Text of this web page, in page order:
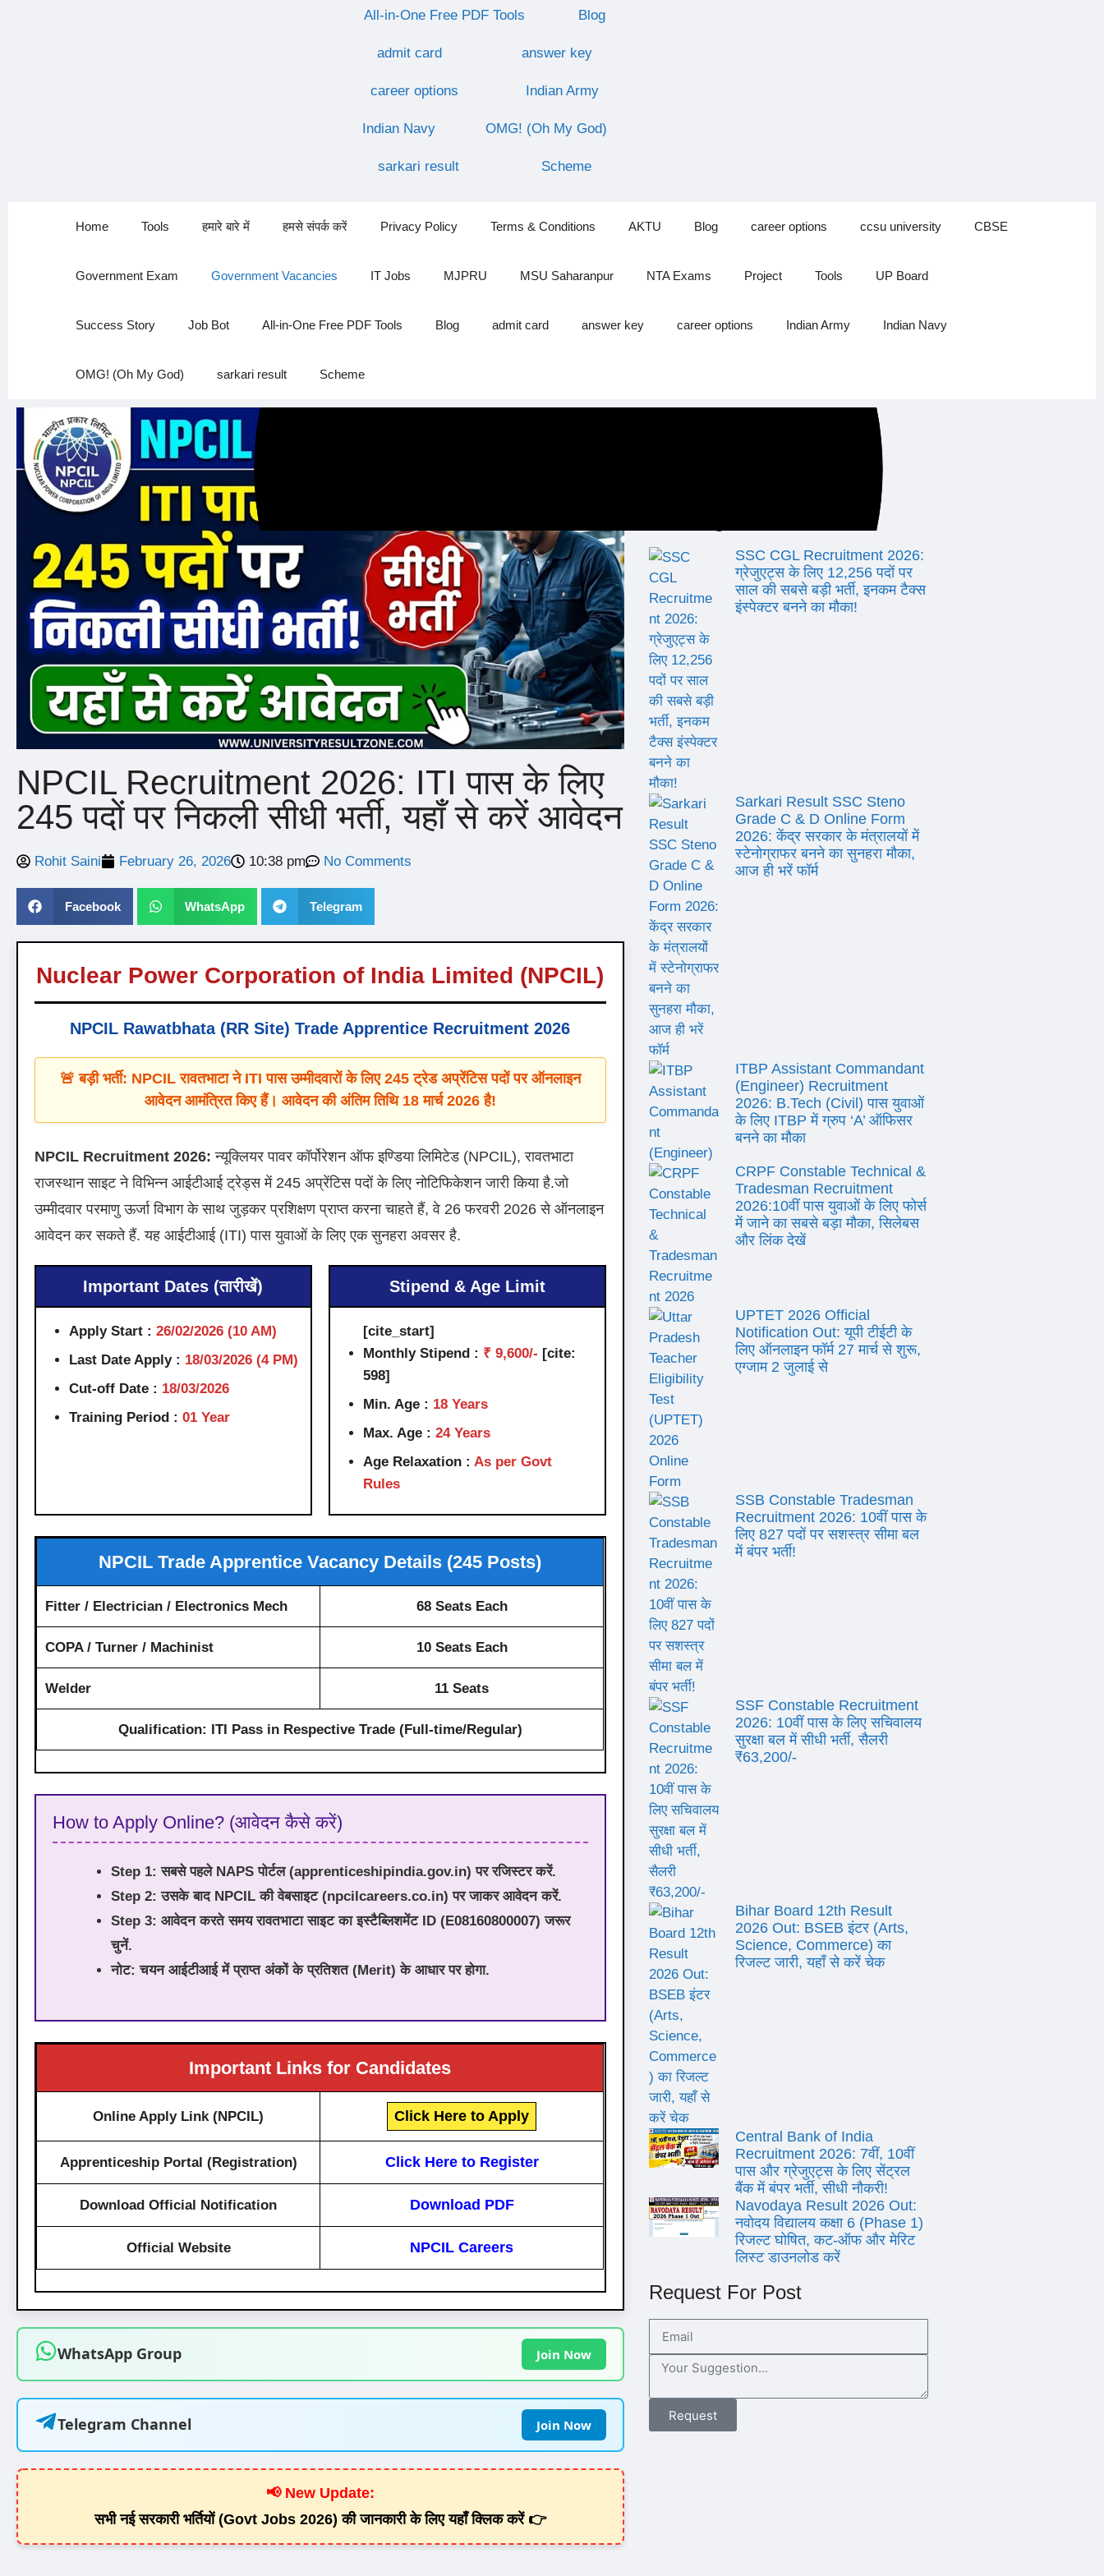
All-in-One Free PDF Tools Blog
admit card answer key
career options Indian Army
Indian Navy OMG! (Oh My God)
sarkari result Scheme
Home Tools हमारे बारे में हमसे संपर्क करें Privacy Policy Terms & Conditions AKTU Blog career options ccsu university CBSE
Government Exam Government Vacancies IT Jobs MJPRU MSU Saharanpur NTA Exams Project Tools UP Board
Success Story Job Bot All-in-One Free PDF Tools Blog admit card answer key career options Indian Army Indian Navy
OMG! (Oh My God) sarkari result Scheme
NPCIL Recruitment 2026: ITI पास के लिए
245 पदों पर निकली सीधी भर्ती, यहाँ से करें आवेदन
Rohit Saini February 26, 2026 10:38 pm No Comments
Facebook WhatsApp Telegram
Nuclear Power Corporation of India Limited (NPCIL)
NPCIL Rawatbhata (RR Site) Trade Apprentice Recruitment 2026
🚨 बड़ी भर्ती: NPCIL रावतभाटा ने ITI पास उम्मीदवारों के लिए 245 ट्रेड अप्रेंटिस पदों पर ऑनलाइन
आवेदन आमंत्रित किए हैं। आवेदन की अंतिम तिथि 18 मार्च 2026 है!
NPCIL Recruitment 2026: न्यूक्लियर पावर कॉर्पोरेशन ऑफ इण्डिया लिमिटेड (NPCIL), रावतभाटा
राजस्थान साइट ने विभिन्न आईटीआई ट्रेड्स में 245 अप्रेंटिस पदों के लिए नोटिफिकेशन जारी किया है.जो
उम्मीदवार परमाणु ऊर्जा विभाग के साथ जुड़कर प्रशिक्षण प्राप्त करना चाहते हैं, वे 26 फरवरी 2026 से ऑनलाइन
आवेदन कर सकते हैं. यह आईटीआई (ITI) पास युवाओं के लिए एक सुनहरा अवसर है.
Important Dates (तारीखें)
Apply Start : 26/02/2026 (10 AM)
Last Date Apply : 18/03/2026 (4 PM)
Cut-off Date : 18/03/2026
Training Period : 01 Year
Stipend & Age Limit
[cite_start]
Monthly Stipend : ₹ 9,600/- [cite:
598]
Min. Age : 18 Years
Max. Age : 24 Years
Age Relaxation : As per Govt
Rules
NPCIL Trade Apprentice Vacancy Details (245 Posts)
Fitter / Electrician / Electronics Mech 68 Seats Each
COPA / Turner / Machinist 10 Seats Each
Welder 11 Seats
Qualification: ITI Pass in Respective Trade (Full-time/Regular)
How to Apply Online? (आवेदन कैसे करें)
Step 1: सबसे पहले NAPS पोर्टल (apprenticeshipindia.gov.in) पर रजिस्टर करें.
Step 2: उसके बाद NPCIL की वेबसाइट (npcilcareers.co.in) पर जाकर आवेदन करें.
Step 3: आवेदन करते समय रावतभाटा साइट का इस्टैब्लिशमेंट ID (E08160800007) जरूर
चुनें.
नोट: चयन आईटीआई में प्राप्त अंकों के प्रतिशत (Merit) के आधार पर होगा.
Important Links for Candidates
Online Apply Link (NPCIL) Click Here to Apply
Apprenticeship Portal (Registration) Click Here to Register
Download Official Notification Download PDF
Official Website NPCIL Careers
WhatsApp Group Join Now
Telegram Channel Join Now
📢 New Update:
सभी नई सरकारी भर्तियों (Govt Jobs 2026) की जानकारी के लिए यहाँ क्लिक करें 👉
SSC CGL Recruitment 2026:
ग्रेजुएट्स के लिए 12,256 पदों पर
साल की सबसे बड़ी भर्ती, इनकम टैक्स
इंस्पेक्टर बनने का मौका!
Sarkari Result SSC Steno
Grade C & D Online Form
2026: केंद्र सरकार के मंत्रालयों में
स्टेनोग्राफर बनने का सुनहरा मौका,
आज ही भरें फॉर्म
ITBP Assistant Commandant
(Engineer) Recruitment
2026: B.Tech (Civil) पास युवाओं
के लिए ITBP में ग्रुप ‘A’ ऑफिसर
बनने का मौका
CRPF Constable Technical &
Tradesman Recruitment
2026:10वीं पास युवाओं के लिए फोर्स
में जाने का सबसे बड़ा मौका, सिलेबस
और लिंक देखें
UPTET 2026 Official
Notification Out: यूपी टीईटी के
लिए ऑनलाइन फॉर्म 27 मार्च से शुरू,
एग्जाम 2 जुलाई से
SSB Constable Tradesman
Recruitment 2026: 10वीं पास के
लिए 827 पदों पर सशस्त्र सीमा बल
में बंपर भर्ती!
SSF Constable Recruitment
2026: 10वीं पास के लिए सचिवालय
सुरक्षा बल में सीधी भर्ती, सैलरी
₹63,200/-
Bihar Board 12th Result
2026 Out: BSEB इंटर (Arts,
Science, Commerce) का
रिजल्ट जारी, यहाँ से करें चेक
Central Bank of India
Recruitment 2026: 7वीं, 10वीं
पास और ग्रेजुएट्स के लिए सेंट्रल
बैंक में बंपर भर्ती, सीधी नौकरी!
Navodaya Result 2026 Out:
नवोदय विद्यालय कक्षा 6 (Phase 1)
रिजल्ट घोषित, कट-ऑफ और मेरिट
लिस्ट डाउनलोड करें
Request For Post
Request